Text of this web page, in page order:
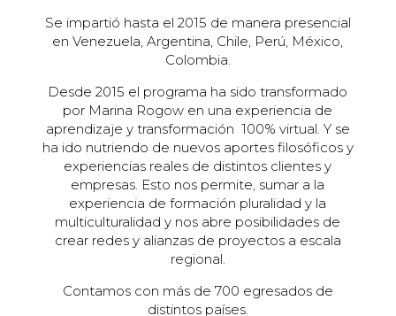
Se impartió hasta el 2015 de manera presencial
en Venezuela, Argentina, Chile, Perú, México,
Colombia.
Desde 2015 el programa ha sido transformado
por Marina Rogow en una experiencia de
aprendizaje y transformación 100% virtual. Y se
ha ido nutriendo de nuevos aportes filosóficos y
experiencias reales de distintos clientes y
empresas. Esto nos permite, sumar a la
experiencia de formación pluralidad y la
multiculturalidad y nos abre posibilidades de
crear redes y alianzas de proyectos a escala
regional.
Contamos con más de 700 egresados de
distintos países.